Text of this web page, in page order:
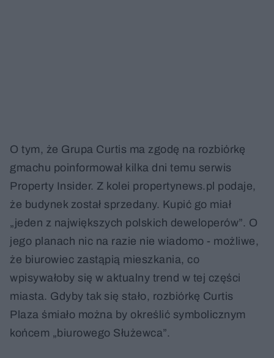
O tym, że Grupa Curtis ma zgodę na rozbiórkę
gmachu poinformował kilka dni temu serwis
Property Insider. Z kolei propertynews.pl podaje,
że budynek został sprzedany. Kupić go miał
„jeden z największych polskich deweloperów”. O
jego planach nic na razie nie wiadomo - możliwe,
że biurowiec zastąpią mieszkania, co
wpisywałoby się w aktualny trend w tej części
miasta. Gdyby tak się stało, rozbiórkę Curtis
Plaza śmiało można by określić symbolicznym
końcem „biurowego Służewca”.